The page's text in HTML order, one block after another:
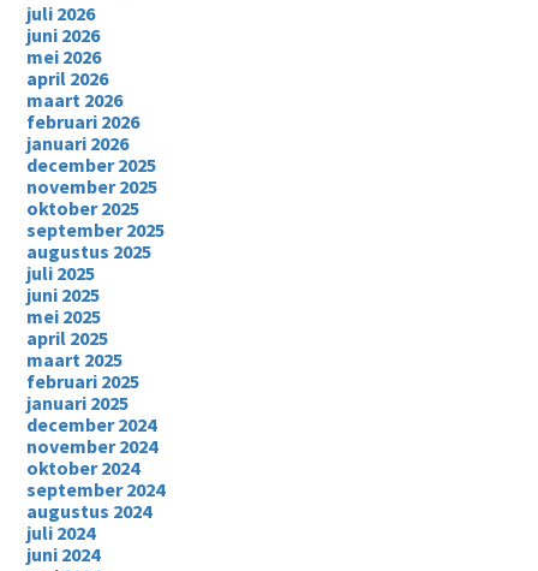
juli 2026
juni 2026
mei 2026
april 2026
maart 2026
februari 2026
januari 2026
december 2025
november 2025
oktober 2025
september 2025
augustus 2025
juli 2025
juni 2025
mei 2025
april 2025
maart 2025
februari 2025
januari 2025
december 2024
november 2024
oktober 2024
september 2024
augustus 2024
juli 2024
juni 2024